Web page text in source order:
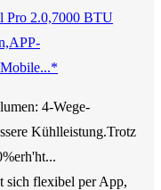
Pro 2.0,7000 BTU
Mobile...*
4-Wege-
Kühlleistung.Trotz
sich flexibel per App,